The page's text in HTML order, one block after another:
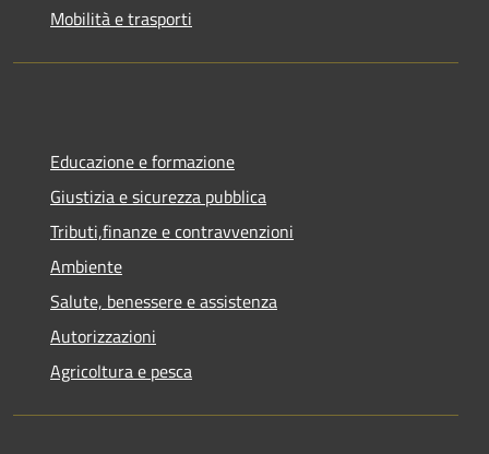
Mobilità e trasporti
Educazione e formazione
Giustizia e sicurezza pubblica
Tributi,finanze e contravvenzioni
Ambiente
Salute, benessere e assistenza
Autorizzazioni
Agricoltura e pesca